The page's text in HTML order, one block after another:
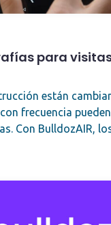
para
están
frecuencia
Con BulldozAIR,